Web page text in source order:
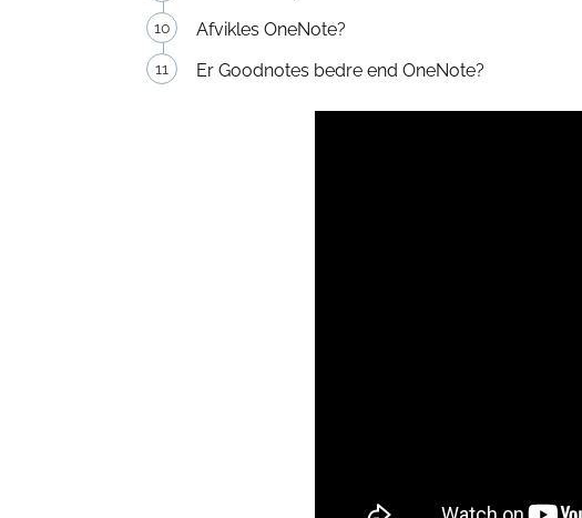
Afvikles OneNote?
Er Goodnotes bedre end OneNote?